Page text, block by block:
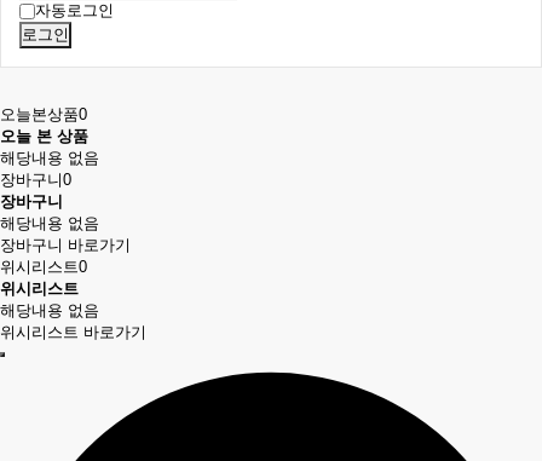
자동로그인
로그인
오늘본상품0
오늘 본 상품
해당내용 없음
장바구니0
장바구니
해당내용 없음
장바구니 바로가기
위시리스트0
위시리스트
해당내용 없음
위시리스트 바로가기